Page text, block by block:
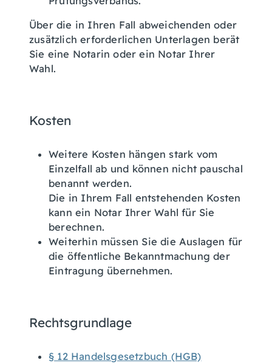
Über die in Ihren Fall abweichenden oder
zusätzlich erforderlichen Unterlagen berät
Sie eine Notarin oder ein Notar Ihrer
Wahl.
Kosten
Weitere Kosten hängen stark vom
Einzelfall ab und können nicht pauschal
benannt werden.
Die in Ihrem Fall entstehenden Kosten
kann ein Notar Ihrer Wahl für Sie
berechnen.
Weiterhin müssen Sie die Auslagen für
die öffentliche Bekanntmachung der
Eintragung übernehmen.
Rechtsgrundlage
§ 12 Handelsgesetzbuch (HGB)